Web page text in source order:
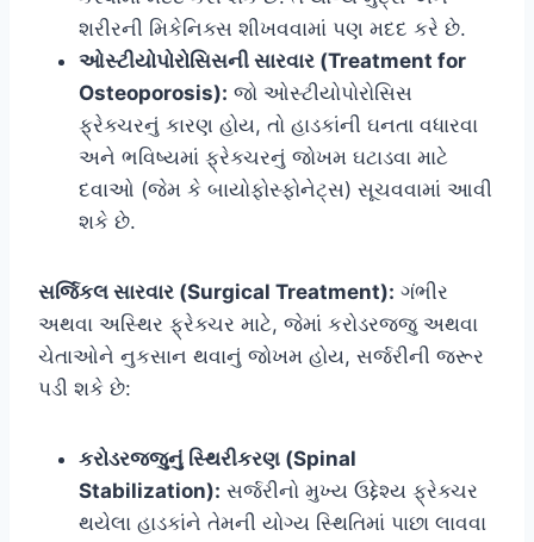
શરીરની મિકેનિક્સ શીખવવામાં પણ મદદ કરે છે.
ઓસ્ટીયોપોરોસિસની સારવાર (Treatment for
Osteoporosis): જો ઓસ્ટીયોપોરોસિસ
ફ્રેક્ચરનું કારણ હોય, તો હાડકાંની ઘનતા વધારવા
અને ભવિષ્યમાં ફ્રેક્ચરનું જોખમ ઘટાડવા માટે
દવાઓ (જેમ કે બાયોફોસ્ફોનેટ્સ) સૂચવવામાં આવી
શકે છે.
સર્જિકલ સારવાર (Surgical Treatment): ગંભીર
અથવા અસ્થિર ફ્રેક્ચર માટે, જેમાં કરોડરજ્જુ અથવા
ચેતાઓને નુકસાન થવાનું જોખમ હોય, સર્જરીની જરૂર
પડી શકે છે:
કરોડરજ્જુનું સ્થિરીકરણ (Spinal
Stabilization): સર્જરીનો મુખ્ય ઉદ્દેશ્ય ફ્રેક્ચર
થયેલા હાડકાંને તેમની યોગ્ય સ્થિતિમાં પાછા લાવવા